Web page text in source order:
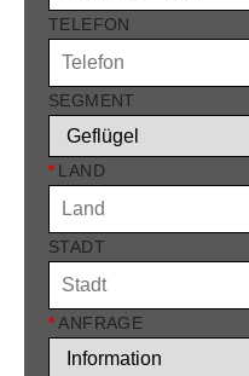
TELEFON
SEGMENT
* LAND
STADT
* ANFRAGE